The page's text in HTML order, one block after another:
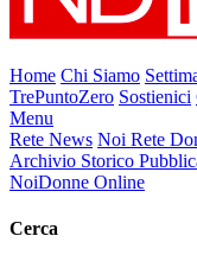
Home Chi Siamo
TrePuntoZero Sostienici
Menu
Rete News Noi Rete
Archivio Storico
NoiDonne Online
Cerca